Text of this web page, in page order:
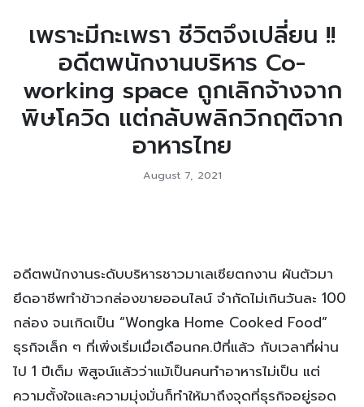
เพราะมีกะเพรา ชีวิตจึงเปลี่ยน !!
อดีตพนักงานบริหาร Co-
working space ถูกเลิกจ้างจาก
พิษโควิด แต่กลับพลิกวิกฤติจาก
อาหารไทย
August 7, 2021
อดีตพนักงานระดับบริหารชาวมาเลเซียตกงาน ผันตัวมา
ยึดอาชีพทำข้าวกล่องขายออนไลน์ จำกัดไม่เกินวันละ 100
กล่อง จนเกิดเป็น “Wongka Home Cooked Food”
ธุรกิจเล็ก ๆ ที่เพิ่งเริ่มเมื่อเดือนกค.ปีที่แล้ว กับเวลาที่ผ่าน
ไป 1 ปีเต็ม พิสูจน์แล้วว่าแม้เป็นคนทำอาหารไม่เป็น แต่
ความตั้งใจและความมุ่งมั่นก็ทำให้มาถึงจุดที่ธุรกิจอยู่รอด